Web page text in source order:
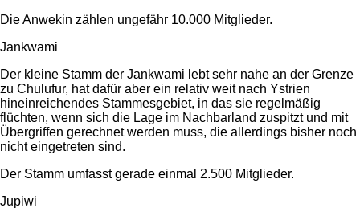
Die Anwekin zählen ungefähr 10.000 Mitglieder.
Jankwami
Der kleine Stamm der Jankwami lebt sehr nahe an der Grenze
zu Chulufur, hat dafür aber ein relativ weit nach Ystrien
hineinreichendes Stammesgebiet, in das sie regelmäßig
flüchten, wenn sich die Lage im Nachbarland zuspitzt und mit
Übergriffen gerechnet werden muss, die allerdings bisher noch
nicht eingetreten sind.
Der Stamm umfasst gerade einmal 2.500 Mitglieder.
Jupiwi